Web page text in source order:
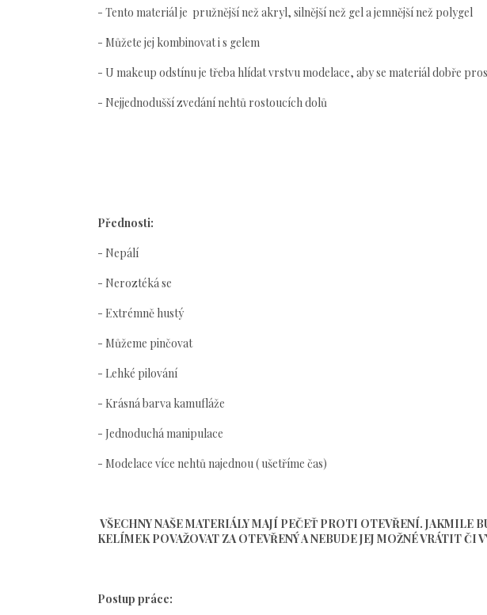
- Tento materiál je pružnější než akryl, silnější než gel a jemnější než polygel
- Můžete jej kombinovat i s gelem
- U makeup odstínu je třeba hlídat vrstvu modelace, aby se materiál dobře
- Nejjednodušší zvedání nehtů rostoucích dolů
Přednosti:
- Nepálí
- Neroztéká se
- Extrémně hustý
- Můžeme pinčovat
- Lehké pilování
- Krásná barva kamufláže
- Jednoduchá manipulace
- Modelace více nehtů najednou ( ušetříme čas)
VŠECHNY NAŠE MATERIÁLY MAJÍ PEČEŤ PROTI OTEVŘENÍ. JAKMILE
KELÍMEK POVAŽOVAT ZA OTEVŘENÝ A NEBUDE JEJ MOŽNÉ VRÁTIT ČI
Postup práce: